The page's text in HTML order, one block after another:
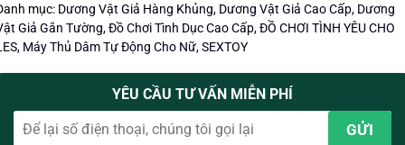
mục: Dương Vật Giả Hàng Khủng, Dương Vật Giả Cao Cấp, Dương
Giả Gắn Tường,Đồ Chơi Tình Dục Cao Cấp,ĐỒ CHƠI TÌNH YÊU CHO
, Máy Thủ Dâm Tự Động Cho Nữ,SEXTOY
YÊU CẦU TƯ VẤN MIỄN PHÍ